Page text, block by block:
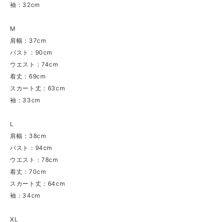
袖：32cm
M
肩幅：37cm
バスト：90cm
ウエスト：74cm
着丈：69cm
スカート丈：63cm
袖：33cm
L
肩幅：38cm
バスト：94cm
ウエスト：78cm
着丈：70cm
スカート丈：64cm
袖：34cm
XL